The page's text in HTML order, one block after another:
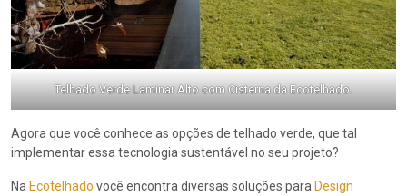
Telhado Verde Laminar Alto com Cisterna da Ecotelhado.
Agora que você conhece as opções de telhado verde, que tal
implementar essa tecnologia sustentável no seu projeto?
Na Ecotelhado você encontra diversas soluções para Design